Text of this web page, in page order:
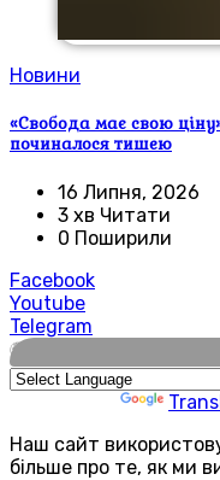
Новини
«Свобода має свою
починалося тишею
16 Липня, 2026
3 хв Читати
0 Поширили
Facebook
Youtube
Telegram
🌍
Наш сайт
більше про те, як ми